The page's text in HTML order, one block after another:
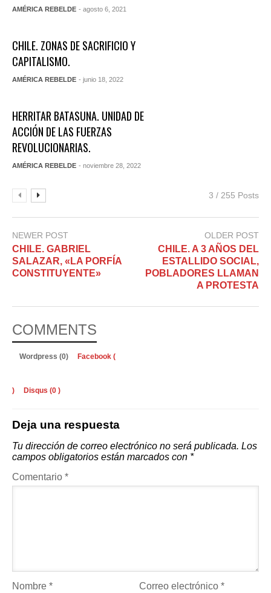
AMÉRICA REBELDE - agosto 6, 2021
CHILE. ZONAS DE SACRIFICIO Y
CAPITALISMO.
AMÉRICA REBELDE - junio 18, 2022
HERRITAR BATASUNA. UNIDAD DE
ACCIÓN DE LAS FUERZAS
REVOLUCIONARIAS.
AMÉRICA REBELDE - noviembre 28, 2022
3 / 255 Posts
NEWER POST
CHILE. GABRIEL
SALAZAR, «LA PORFÍA
CONSTITUYENTE»
OLDER POST
CHILE. A 3 AÑOS DEL
ESTALLIDO SOCIAL,
POBLADORES LLAMAN
A PROTESTA
COMMENTS
Wordpress (0) Facebook (
) Disqus (0 )
Deja una respuesta
Tu dirección de correo electrónico no será publicada. Los
campos obligatorios están marcados con *
Comentario *
Nombre * Correo electrónico*